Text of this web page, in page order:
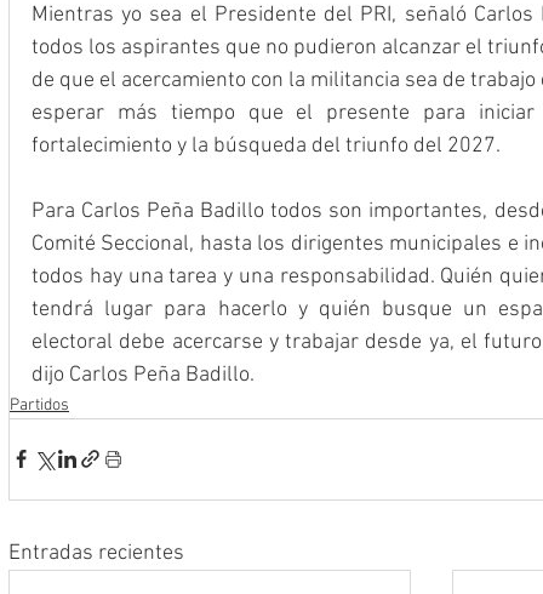
Mientras yo sea el Presidente del PRI, señaló
todos los aspirantes que no pudieron alcanzar el
de que el acercamiento con la militancia sea de
esperar más tiempo que el presente para
fortalecimiento y la búsqueda del triunfo del 2027.
Para Carlos Peña Badillo todos son importantes,
Comité Seccional, hasta los dirigentes municipales e
todos hay una tarea y una responsabilidad. Quién
tendrá lugar para hacerlo y quién busque un
electoral debe acercarse y trabajar desde ya, el
dijo Carlos Peña Badillo.
Partidos
Entradas recientes